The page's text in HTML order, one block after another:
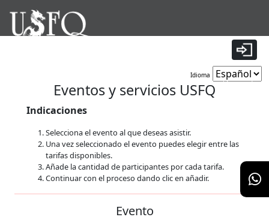
9 minutos 56 segundos
Idioma
Eventos y servicios USFQ
Indicaciones
Selecciona el evento al que deseas asistir.
Una vez seleccionado el evento puedes elegir entre las
tarifas disponibles.
Añade la cantidad de participantes por cada tarifa.
Continuar con el proceso dando clic en añadir.
Evento